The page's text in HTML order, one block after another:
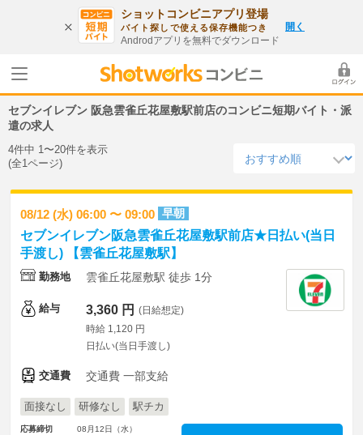
ショットコンビニアプリ登場
バイト探しで使える保存機能つき
Androdアプリを無料でダウンロード
開く
セブンイレブン 阪急雲雀丘花屋敷駅前店のコンビニ短期バイト・派
遣の求人
4件中 1〜20件を表示
(全1ページ)
08/12 (水) 06:00 〜 09:00 早朝
セブンイレブン阪急雲雀丘花屋敷駅前店★日払い(当日
手渡し) 【雲雀丘花屋敷駅】
勤務地 雲雀丘花屋敷駅 徒歩 1分
給与 3,360 円 (日給想定)
時給 1,120 円
日払い(当日手渡し)
交通費 交通費 一部支給
面接なし 研修なし 駅チカ
応募締切
08月12日（水）